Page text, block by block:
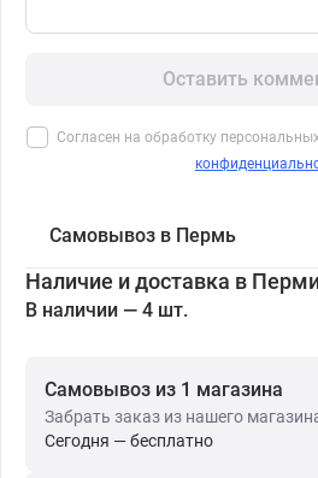
Оставить
Согласен на обработку
Самовывоз в Пермь
Наличие и доставка в
В наличии — 4 шт.
Самовывоз из 1 магазина
Забрать заказ из нашего
Сегодня — бесплатно